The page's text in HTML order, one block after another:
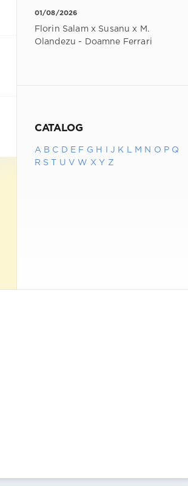
01/08/2026
Florin Salam x Susanu x M.
Olandezu - Doamne Ferrari
CATALOG
A B C D E F G H J K M N O P Q
R S U V W X Y Z